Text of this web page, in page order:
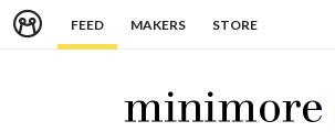
FEED MAKERS STORE